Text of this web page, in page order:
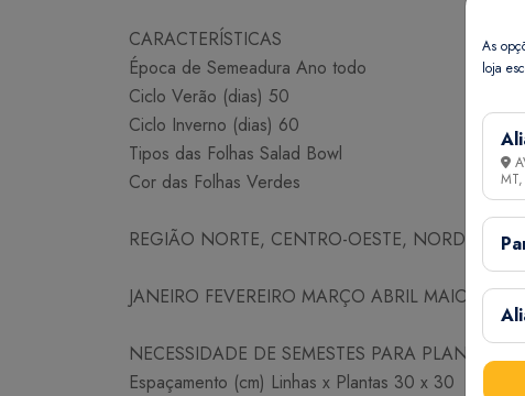
CARACTERÍSTICAS
Época de Semeadura Ano todo
Ciclo Verão (dias) 50
Ciclo Inverno (dias) 60
Tipos das Folhas Salad Bowl
Cor das Folhas Verdes
REGIÃO NORTE, CENTRO-OESTE, NORDESTE
JANEIRO FEVEREIRO MARÇO ABRIL MAIO
NECESSIDADE DE SEMESTES PARA PLANTIO
Espaçamento (cm) Linhas x Plantas 30 x 30
As
loja
MT,